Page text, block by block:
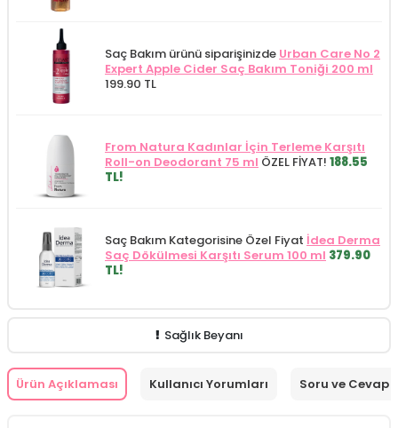
Saç Bakım ürünü siparişinizde Urban Care No 2
Expert Apple Cider Saç Bakım Toniği 200 ml
199.90 TL
From Natura Kadınlar İçin Terleme Karşıtı
Roll-on Deodorant 75 ml ÖZEL FİYAT! 188.55
TL!
Saç Bakım Kategorisine Özel Fiyat İdea Derma
Saç Dökülmesi Karşıtı Serum 100 ml 379.90
TL!
Sağlık Beyanı
Ürün Açıklaması Kullanıcı Yorumları Soru ve Cevap